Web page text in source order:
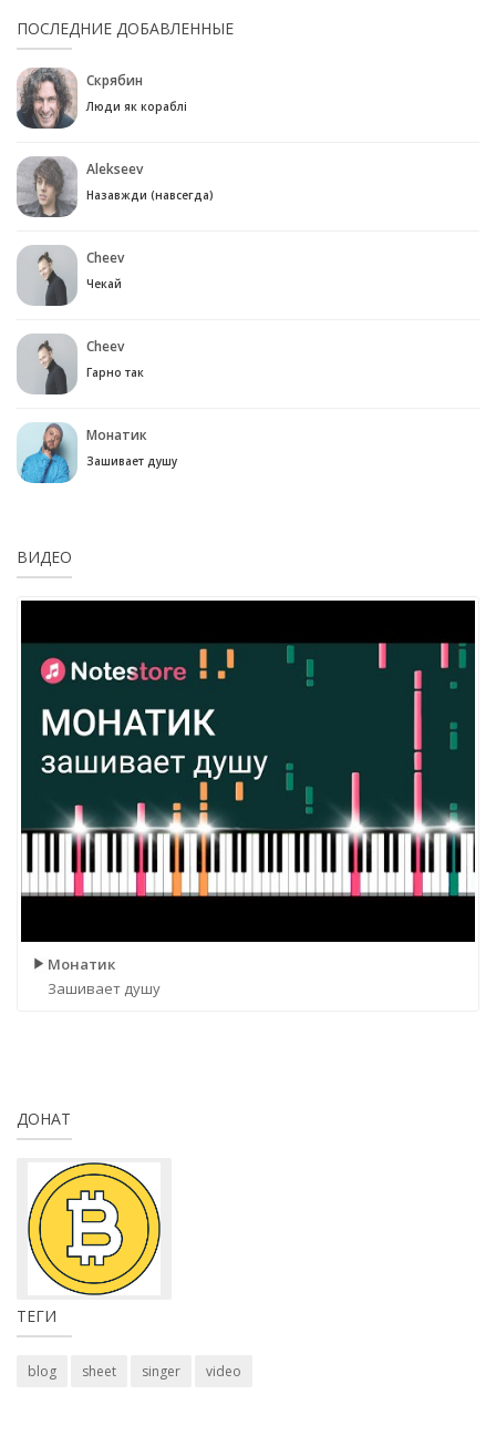
ПОСЛЕДНИЕ ДОБАВЛЕННЫЕ
Скрябин
Люди як кораблі
Alekseev
Назавжди (навсегда)
Cheev
Чекай
Cheev
Гарно так
Монатик
Зашивает душу
ВИДЕО
Монатик
Зашивает душу
ДОНАТ
ТЕГИ
blog sheet singer video